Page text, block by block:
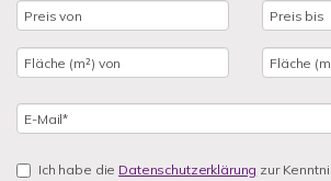
Ich habe die Datenschutzerklärung zur